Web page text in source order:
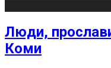
Люди,
Коми